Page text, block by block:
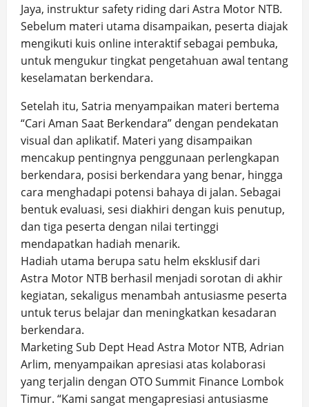
Jaya, instruktur safety riding dari Astra Motor NTB.
Sebelum materi utama disampaikan, peserta diajak
mengikuti kuis online interaktif sebagai pembuka,
untuk mengukur tingkat pengetahuan awal tentang
keselamatan berkendara.
Setelah itu, Satria menyampaikan materi bertema
“Cari Aman Saat Berkendara” dengan pendekatan
visual dan aplikatif. Materi yang disampaikan
mencakup pentingnya penggunaan perlengkapan
berkendara, posisi berkendara yang benar, hingga
cara menghadapi potensi bahaya di jalan. Sebagai
bentuk evaluasi, sesi diakhiri dengan kuis penutup,
dan tiga peserta dengan nilai tertinggi
mendapatkan hadiah menarik.
Hadiah utama berupa satu helm eksklusif dari
Astra Motor NTB berhasil menjadi sorotan di akhir
kegiatan, sekaligus menambah antusiasme peserta
untuk terus belajar dan meningkatkan kesadaran
berkendara.
Marketing Sub Dept Head Astra Motor NTB, Adrian
Arlim, menyampaikan apresiasi atas kolaborasi
yang terjalin dengan OTO Summit Finance Lombok
Timur. “Kami sangat mengapresiasi antusiasme